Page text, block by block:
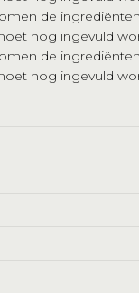
de
nog ingevuld
de
nog ingevuld